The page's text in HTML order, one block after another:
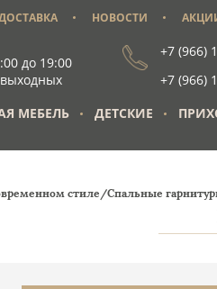
НОВОСТИ
до 19:00
+7 (966)
+7 (966)
МЕБЕЛЬ ДЕТСКИЕ
стиле/Спальные